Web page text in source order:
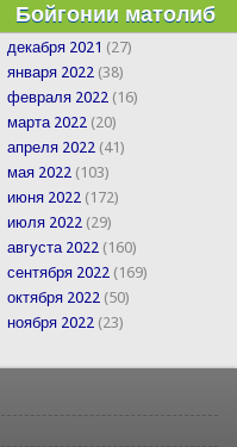
Бойгонии матолиб
декабря 2021 (27)
января 2022 (38)
февраля 2022 (16)
марта 2022 (20)
апреля 2022 (41)
мая 2022 (103)
июня 2022 (172)
июля 2022 (29)
августа 2022 (160)
сентября 2022 (169)
октября 2022 (50)
ноября 2022 (23)